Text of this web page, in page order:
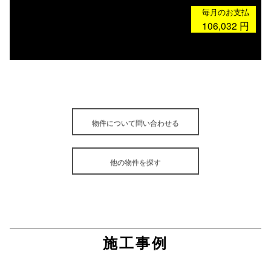
毎月のお支払
106,032 円
物件について問い合わせる
他の物件を探す
施工事例